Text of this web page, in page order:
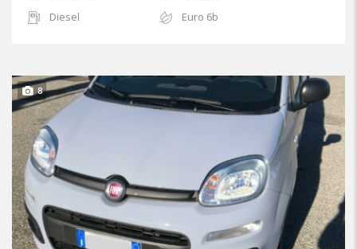
Diesel
Euro 6b
8